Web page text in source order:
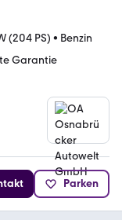
(204 PS) • Benzin
Garantie
Parken